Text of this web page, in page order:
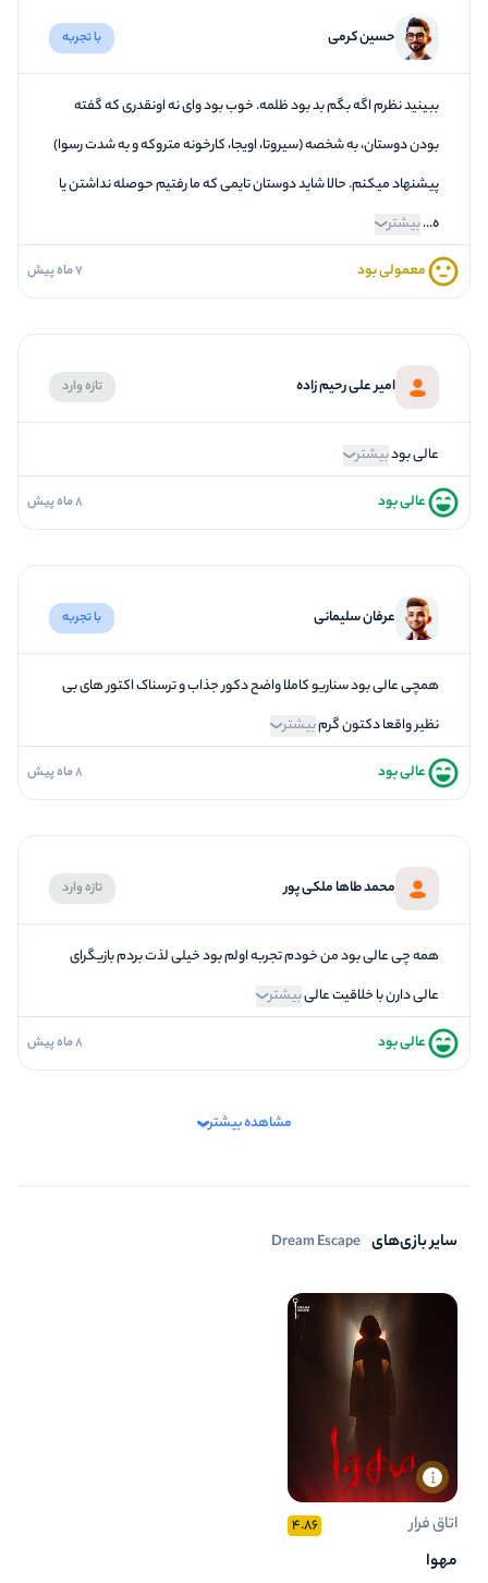
تازگی و خلاقیت 3
بازیگردانی و اکت 3
برخورد پرسنل
حسین کرمی با تجربه
ببینید نظرم اگه بگم بد بود ظلمه. خوب بود وای نه اونقدری که گفته
بودن دوستان، به شخصه (سیروتا، اویجا، کارخونه متروکه و به شدت رسوا)
پیشنهاد میکنم. حالا شاید دوستان تایمی که ما رفتیم حوصله نداشتن یا
ه...بیشتر
فضاسازی 3
برخورد پرسنل
معمولی بود 7 ماه پیش
امیر علی رحیم زاده تازه وارد
عالی بودبیشتر
فضاسازی 5
تازگی و خلاقیت 5
بازیگردانی و اکت 5
برخورد پرسنل
عالی بود 8 ماه پیش
عرفان سلیمانی با تجربه
همچی عالی بود سناریو کاملا واضح دکور جذاب و ترسناک اکتور های بی
نظیر واقعا دکتون گرمبیشتر
فضاسازی 5
برخورد پرسنل
عالی بود 8 ماه پیش
محمد طاها ملکی پور تازه وارد
همه چی عالی بود من خودم تجربه اولم بود خیلی لذت بردم بازیگرای
عالی دارن با خلاقیت عالیبیشتر
فضاسازی 4
بازیگردانی و اکت 5
عالی بود 8 ماه پیش
مشاهده بیشتر
سایر بازی‌های Dream Escape
اتاق فرار 4.86
مهوا